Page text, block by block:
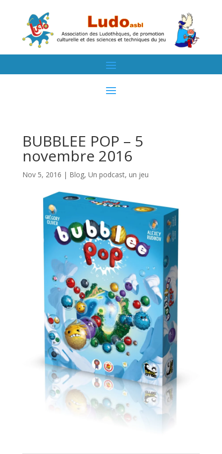
BUBBLEE POP – 5
novembre 2016
Nov 5, 2016 | Blog, Un podcast, un jeu